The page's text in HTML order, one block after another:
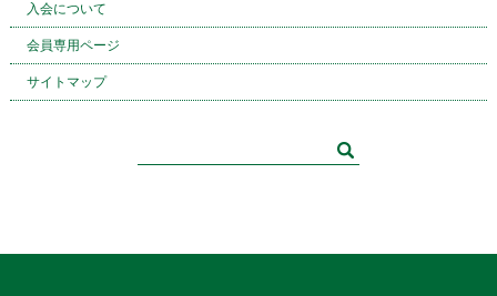
入会について
会員専用ページ
サイトマップ